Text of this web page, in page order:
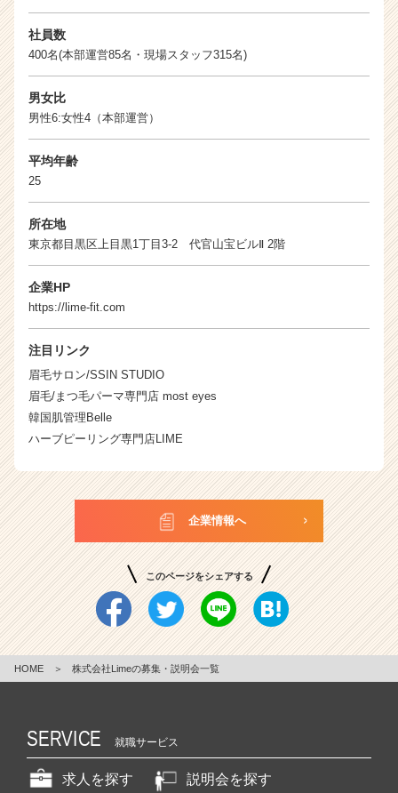
社員数
400名(本部運営85名・現場スタッフ315名)
男女比
男性6:女性4（本部運営）
平均年齢
25
所在地
東京都目黒区上目黒1丁目3-2 代官山宝ビルⅡ 2階
企業HP
https://lime-fit.com
注目リンク
眉毛サロン/SSIN STUDIO
眉毛/まつ毛パーマ専門店 most eyes
韓国肌管理Belle
ハーブピーリング専門店LIME
企業情報へ
このページをシェアする
HOME ＞ 株式会社Limeの募集・説明会一覧
SERVICE 就職サービス
求人を探す
説明会を探す